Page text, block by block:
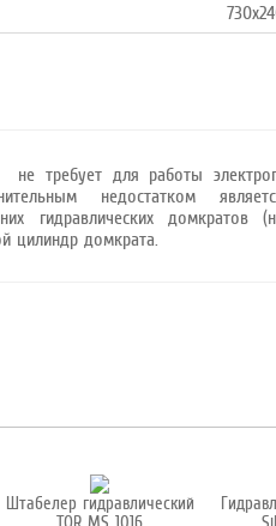
не требует для работы
недостатком
гидравлических домкратов
цилиндр домкрата.
Штабелер гидравлический